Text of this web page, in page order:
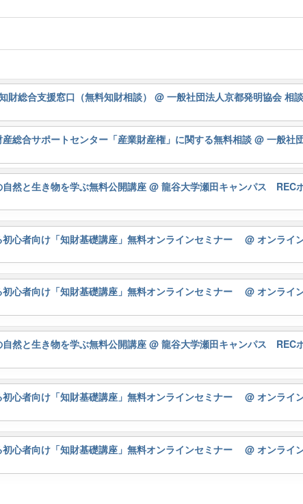
財総合支援窓口（無料知財相談）@ 一般社団法人京都発明協会 相
産総合サポートセンター「産業財産権」に関する無料相談@ 一般社
自然と生き物を学ぶ無料公開講座@ 龍谷大学瀬田キャンパス REC
初心者向け「知財基礎講座」無料オンラインセミナー@ オンライ
初心者向け「知財基礎講座」無料オンラインセミナー@ オンライ
自然と生き物を学ぶ無料公開講座@ 龍谷大学瀬田キャンパス REC
初心者向け「知財基礎講座」無料オンラインセミナー@ オンライ
初心者向け「知財基礎講座」無料オンラインセミナー@ オンライ